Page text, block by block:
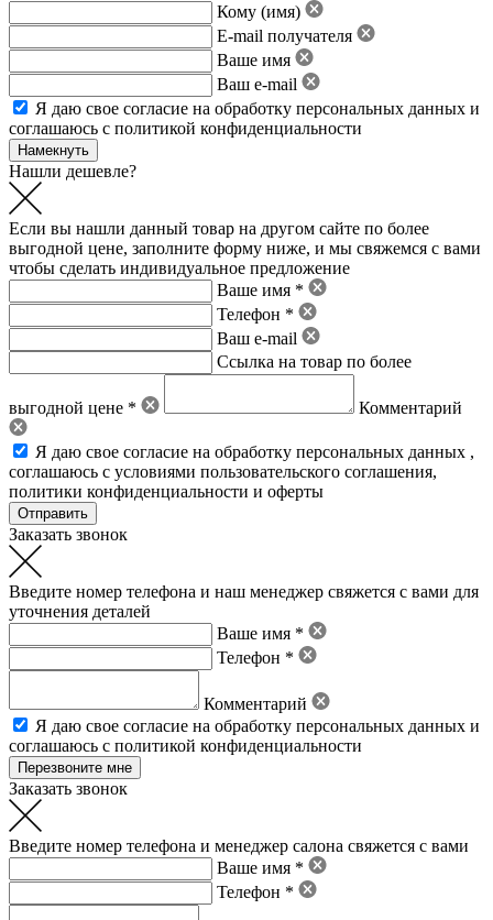
Кому (имя)
E-mail получателя
Ваше имя
Ваш e-mail
Я даю свое согласие на обработку персональных данных и
соглашаюсь с политикой конфиденциальности
Нашли дешевле?
Если вы нашли данный товар на другом сайте по более
выгодной цене, заполните форму ниже, и мы свяжемся с вами
чтобы сделать индивидуальное предложение
Ваше имя *
Телефон *
Ваш e-mail
Ссылка на товар по более
выгодной цене * Комментарий
Я даю свое согласие на обработку персональных данных ,
соглашаюсь с условиями пользовательского соглашения,
политики конфиденциальности и оферты
Заказать звонок
Введите номер телефона и наш менеджер свяжется с вами для
уточнения деталей
Ваше имя *
Телефон *
Комментарий
Я даю свое согласие на обработку персональных данных и
соглашаюсь с политикой конфиденциальности
Заказать звонок
Введите номер телефона и менеджер салона свяжется с вами
Ваше имя *
Телефон *